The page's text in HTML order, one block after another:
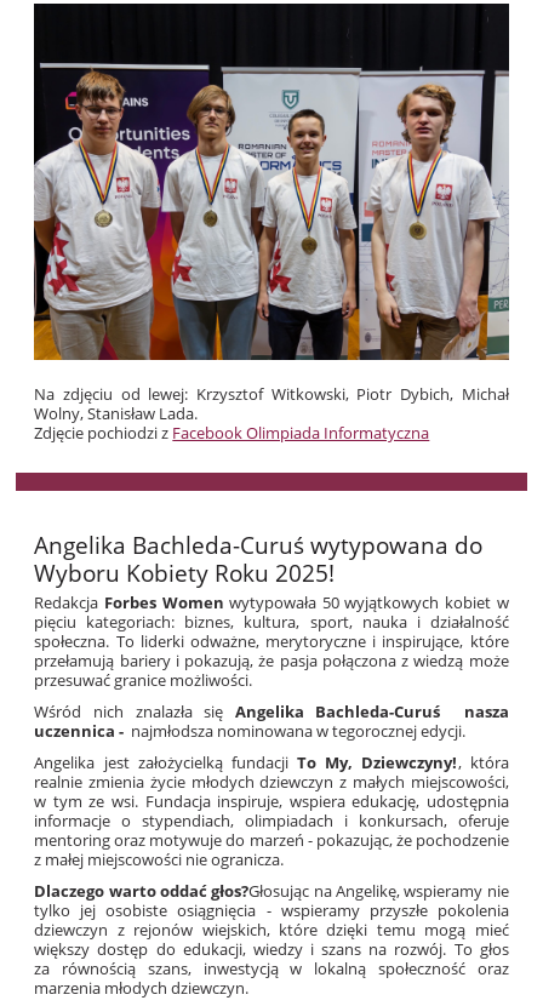
Na zdjęciu od lewej: Krzysztof Witkowski, Piotr Dybich, Michał
Wolny, Stanisław Lada.
Zdjęcie pochiodzi z Facebook Olimpiada Informatyczna
Angelika Bachleda-Curuś wytypowana do
Wyboru Kobiety Roku 2025!
Redakcja Forbes Women wytypowała 50 wyjątkowych kobiet w
pięciu kategoriach: biznes, kultura, sport, nauka i działalność
społeczna. To liderki odważne, merytoryczne i inspirujące, które
przełamują bariery i pokazują, że pasja połączona z wiedzą może
przesuwać granice możliwości.
Wśród nich znalazła się Angelika Bachleda-Curuś nasza
uczennica - najmłodsza nominowana w tegorocznej edycji.
Angelika jest założycielką fundacjiTo My, Dziewczyny!, która
realnie zmienia życie młodych dziewczyn z małych miejscowości,
w tym ze wsi. Fundacja inspiruje, wspiera edukację, udostępnia
informacje o stypendiach, olimpiadach i konkursach, oferuje
mentoring oraz motywuje do marzeń - pokazując, że pochodzenie
z małej miejscowości nie ogranicza.
Dlaczego warto oddać głos?Głosując na Angelikę, wspieramy nie
tylko jej osobiste osiągnięcia - wspieramy przyszłe pokolenia
dziewczyn z rejonów wiejskich, które dzięki temu mogą mieć
większy dostęp do edukacji, wiedzy i szans na rozwój. To głos
za równością szans, inwestycją w lokalną społeczność oraz
marzenia młodych dziewczyn.